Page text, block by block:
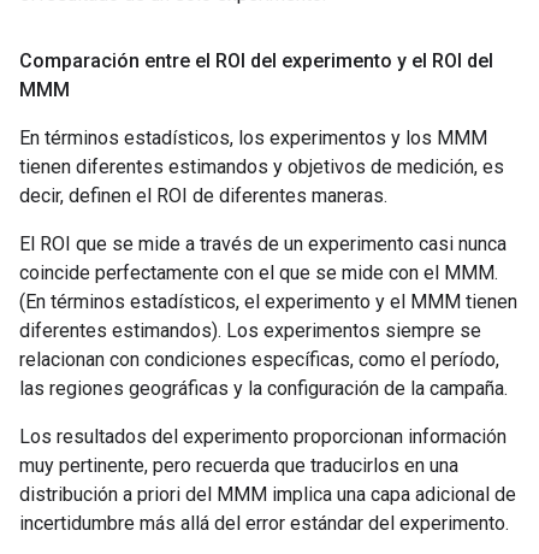
Comparación entre el ROI del experimento y el ROI del
MMM
En términos estadísticos, los experimentos y los MMM
tienen diferentes estimandos y objetivos de medición, es
decir, definen el ROI de diferentes maneras.
El ROI que se mide a través de un experimento casi nunca
coincide perfectamente con el que se mide con el MMM.
(En términos estadísticos, el experimento y el MMM tienen
diferentes estimandos). Los experimentos siempre se
relacionan con condiciones específicas, como el período,
las regiones geográficas y la configuración de la campaña.
Los resultados del experimento proporcionan información
muy pertinente, pero recuerda que traducirlos en una
distribución a priori del MMM implica una capa adicional de
incertidumbre más allá del error estándar del experimento.